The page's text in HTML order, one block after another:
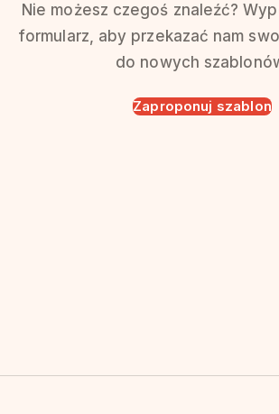
Nie możesz czegoś znaleźć?
formularz, aby przekazać nam
do nowych
Zaproponuj szablon